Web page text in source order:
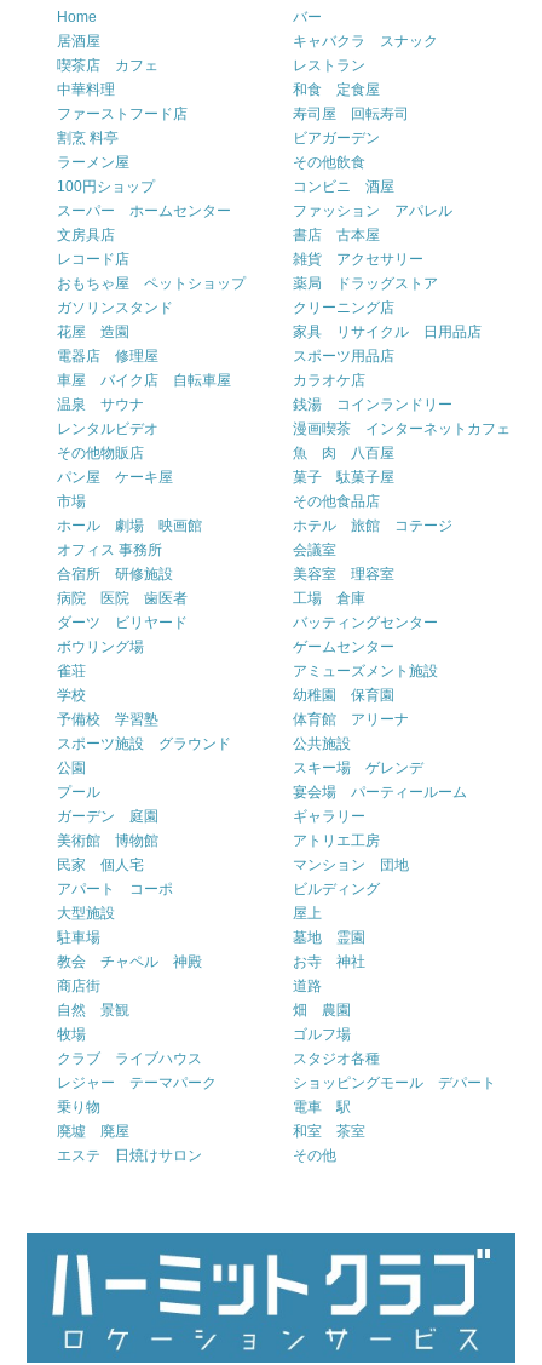
Home
バー
居酒屋
キャバクラ スナック
喫茶店 カフェ
レストラン
中華料理
和食 定食屋
ファーストフード店
寿司屋 回転寿司
割烹 料亭
ビアガーデン
ラーメン屋
その他飲食
100円ショップ
コンビニ 酒屋
スーパー ホームセンター
ファッション アパレル
文房具店
書店 古本屋
レコード店
雑貨 アクセサリー
おもちゃ屋 ペットショップ
薬局 ドラッグストア
ガソリンスタンド
クリーニング店
花屋 造園
家具 リサイクル 日用品店
電器店 修理屋
スポーツ用品店
車屋 バイク店 自転車屋
カラオケ店
温泉 サウナ
銭湯 コインランドリー
レンタルビデオ
漫画喫茶 インターネットカフェ
その他物販店
魚 肉 八百屋
パン屋 ケーキ屋
菓子 駄菓子屋
市場
その他食品店
ホール 劇場 映画館
ホテル 旅館 コテージ
オフィス 事務所
会議室
合宿所 研修施設
美容室 理容室
病院 医院 歯医者
工場 倉庫
ダーツ ビリヤード
バッティングセンター
ボウリング場
ゲームセンター
雀荘
アミューズメント施設
学校
幼稚園 保育園
予備校 学習塾
体育館 アリーナ
スポーツ施設 グラウンド
公共施設
公園
スキー場 ゲレンデ
プール
宴会場 パーティールーム
ガーデン 庭園
ギャラリー
美術館 博物館
アトリエ工房
民家 個人宅
マンション 団地
アパート コーポ
ビルディング
大型施設
屋上
駐車場
墓地 霊園
教会 チャペル 神殿
お寺 神社
商店街
道路
自然 景観
畑 農園
牧場
ゴルフ場
クラブ ライブハウス
スタジオ各種
レジャー テーマパーク
ショッピングモール デパート
乗り物
電車 駅
廃墟 廃屋
和室 茶室
エステ 日焼けサロン
その他